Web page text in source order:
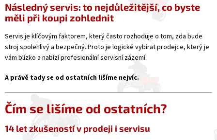
Následný servis: to nejdůležitější, co byste
měli při koupi zohlednit
Servis je klíčovým faktorem, který často rozhoduje o tom, zda bude
stroj spolehlivý a bezpečný. Proto je logické vybírat prodejce, který je
vám blízko a nabízí profesionální servisní zázemí.
A právě tady se od ostatních lišíme nejvíc.
Čím se lišíme od ostatních?
14 let zkušeností v prodeji i servisu